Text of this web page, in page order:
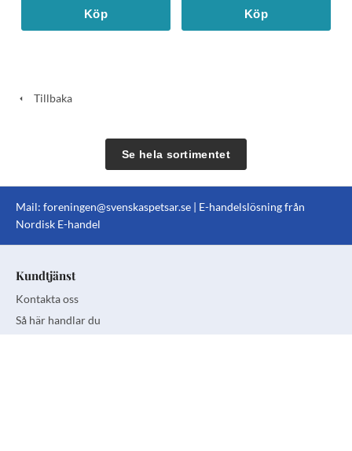
Köp Köp
Tillbaka
Se hela sortimentet
Mail: foreningen@svenskaspetsar.se | E-handelslösning från
Nordisk E-handel
Kundtjänst
Kontakta oss
Så här handlar du